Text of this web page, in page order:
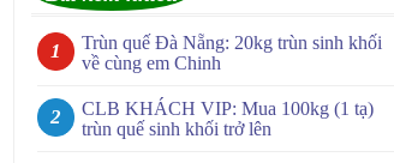
Trùn quế Đà Nẵng: 20kg trùn sinh khối
về cùng em Chinh
CLB KHÁCH VIP: Mua 100kg (1 tạ)
trùn quế sinh khối trở lên